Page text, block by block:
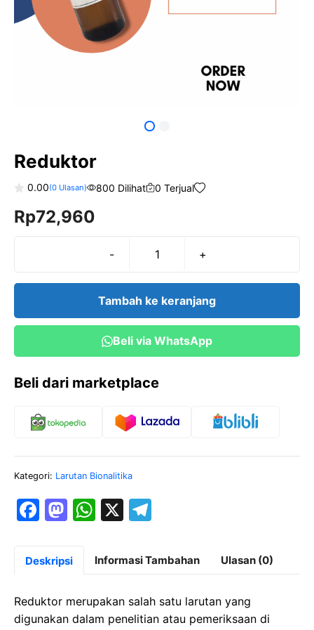
Reduktor
o
u
0.00(0Ulasan) 800 Dilihat 0 Terjual
Rp72,960
-
Kuantitas
+
Tambah ke keranjang
Beli via WhatsApp
Beli dari marketplace
Kategori: Larutan Bionalitika
F
c
b
o
M
st
d
o
W
at
s
A
p
X
e
gr
a
m
Deskripsi Informasi Tambahan Ulasan (0)
Reduktor merupakan salah satu larutan yang
digunakan dalam penelitian atau pemeriksaan di